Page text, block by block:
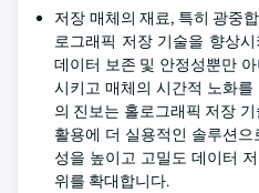
저장 매체의 재료, 특히 광중
로그래픽 저장 기술을 향상
데이터 보존 및 안정성뿐만
시키고 매체의 시간적 노화
의 진보는 홀로그래픽 저장
활용에 더 실용적인 솔루션
성을 높이고 고밀도 데이터
위를 확대합니다.